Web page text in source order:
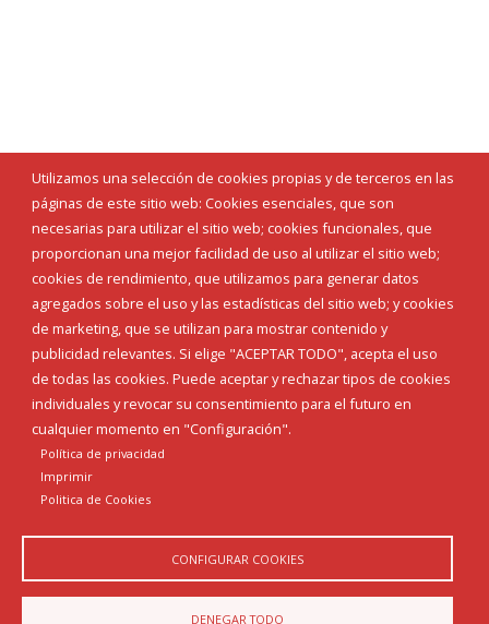
Utilizamos una selección de cookies propias y de terceros en las
páginas de este sitio web: Cookies esenciales, que son
necesarias para utilizar el sitio web; cookies funcionales, que
proporcionan una mejor facilidad de uso al utilizar el sitio web;
cookies de rendimiento, que utilizamos para generar datos
agregados sobre el uso y las estadísticas del sitio web; y cookies
de marketing, que se utilizan para mostrar contenido y
publicidad relevantes. Si elige "ACEPTAR TODO", acepta el uso
de todas las cookies. Puede aceptar y rechazar tipos de cookies
individuales y revocar su consentimiento para el futuro en
cualquier momento en "Configuración".
Política de privacidad
Imprimir
Politica de Cookies
CONFIGURAR COOKIES
DENEGAR TODO